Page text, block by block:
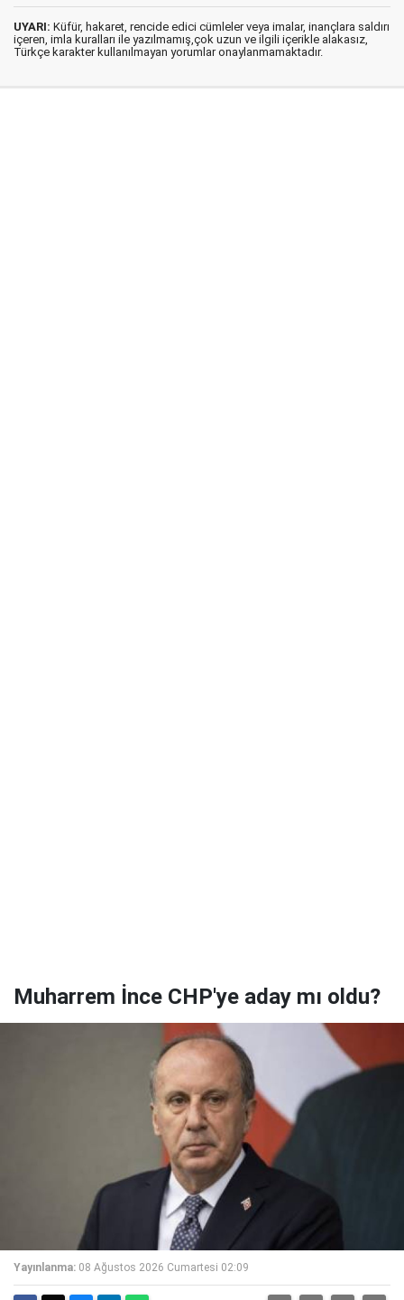
UYARI: Küfür, hakaret, rencide edici cümleler veya imalar, inançlara saldırı
içeren, imla kuralları ile yazılmamış,çok uzun ve ilgili içerikle alakasız,
Türkçe karakter kullanılmayan yorumlar onaylanmamaktadır.
Muharrem İnce CHP'ye aday mı oldu?
Yayınlanma: 08 Ağustos 2026 Cumartesi 02:09